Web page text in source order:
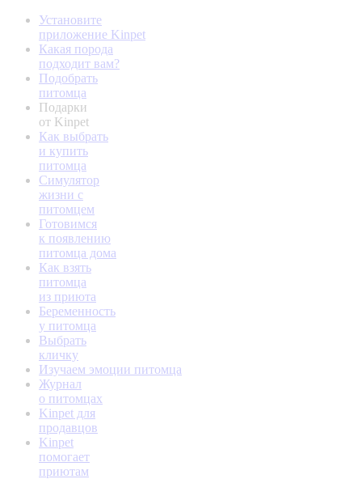
Установите
приложение Kinpet
Какая порода
подходит вам?
Подобрать
питомца
Подарки
от Kinpet
Как выбрать
и купить
питомца
Симулятор
жизни с
питомцем
Готовимся
к появлению
питомца дома
Как взять
питомца
из приюта
Беременность
у питомца
Выбрать
кличку
Изучаем эмоции питомца
Журнал
о питомцах
Kinpet для
продавцов
Kinpet
помогает
приютам